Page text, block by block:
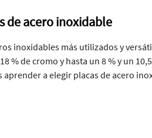
de acero inoxidable
inoxidables más utilizados y
% de cromo y hasta un 8 % y un
a elegir placas de acero